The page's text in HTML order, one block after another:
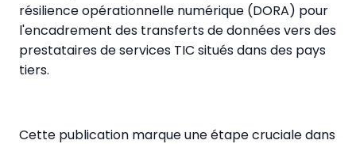
résilience opérationnelle numérique (DORA) pour
l'encadrement des transferts de données vers des
prestataires de services TIC situés dans des pays
tiers.
Cette publication marque une étape cruciale dans